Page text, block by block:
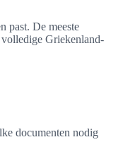
past. De meeste
Griekenland-
documenten nodig